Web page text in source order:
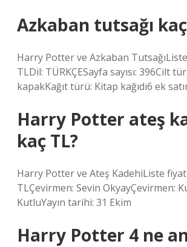
Azkaban tutsağı
Harry Potter ve Azkaban
TLDil: TÜRKÇESayfa sayısı: 396Cilt
kapakKağıt türü: Kitap kağıdı6 ek
Harry Potter ateş
kaç TL?
Harry Potter ve Ateş KadehiListe
TLÇevirmen: Sevin OkyayÇevirmen:
KutluYayın tarihi: 31 Ekim
Harry Potter 4 ne